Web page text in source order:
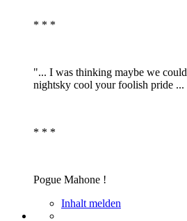
* * *
"... I was thinking maybe we
nightsky cool your foolish pride ...
* * *
Pogue Mahone !
Inhalt melden